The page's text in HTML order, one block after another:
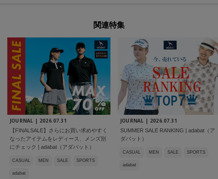
関連特集
JOURNAL | 2026.07.31
【FINALSALE】さらにお買い求めやすく
なったアイテムをレディース、メンズ別
にチェック | adabat（アダバット）
CASUAL MEN SALE SPORTS
adabat
JOURNAL | 2026.07.31
SUMMER SALE RANKING | adabat（ア
ダバット）
CASUAL MEN SALE SPORTS
adabat